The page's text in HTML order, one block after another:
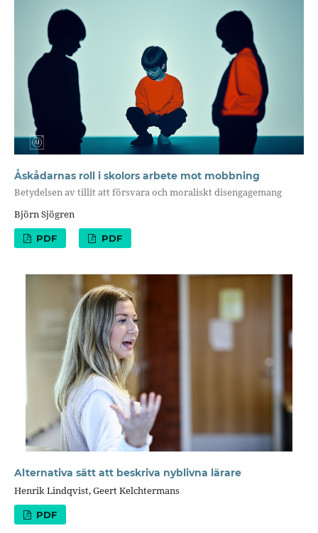
Åskådarnas roll i skolors arbete mot mobbning
Betydelsen av tillit att försvara och moraliskt disengagemang
Björn Sjögren
PDF PDF
Alternativa sätt att beskriva nyblivna lärare
Henrik Lindqvist, Geert Kelchtermans
PDF